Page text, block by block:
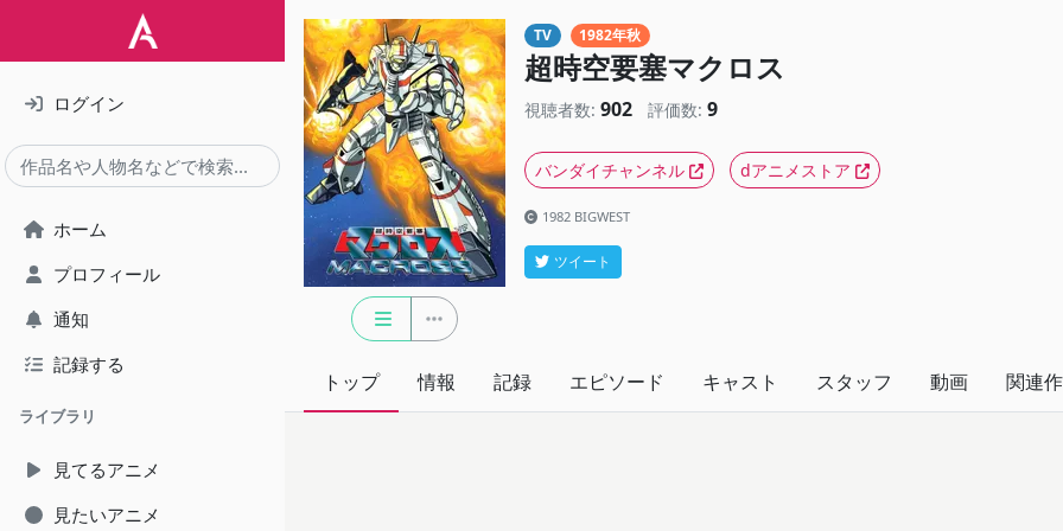
ログイン
ホーム
プロフィール
通知
記録する
ライブラリ
見てるアニメ
見たいアニメ
TV 1982年秋
超時空要塞マクロス
視聴者数: 902 評価数: 9
バンダイチャンネル dアニメストア
1982 BIGWEST
ツイート
トップ 情報 記録 エピソード キャスト スタッフ 動画 関連